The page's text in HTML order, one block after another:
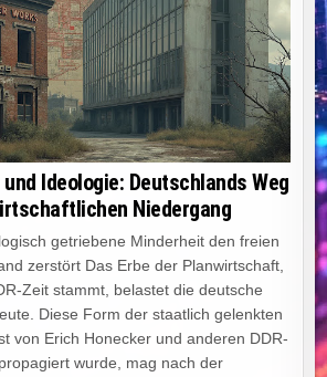
Ideologie: Deutschlands Weg
Niedergang
getriebene Minderheit den freien
zerstört Das Erbe der Planwirtschaft,
Zeit stammt, belastet die deutsche
Diese Form der staatlich gelenkten
von Erich Honecker und anderen DDR-
wurde, mag nach der